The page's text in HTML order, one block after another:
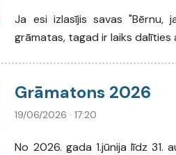
Ja esi izlasījis savas "Bērnu,
grāmatas, tagad ir laiks dalīties
Grāmatons 2026
19/06/2026 · 17:20
No 2026. gada 1.jūnija līdz 31.